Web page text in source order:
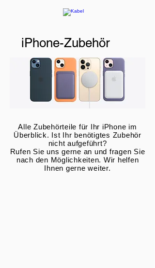
iPhone-Zubehör
Alle Zubehörteile für Ihr iPhone im
Überblick. Ist Ihr benötigtes Zubehör
nicht aufgeführt?
Rufen Sie uns gerne an und fragen Sie
nach den Möglichkeiten. Wir helfen
Ihnen gerne weiter.